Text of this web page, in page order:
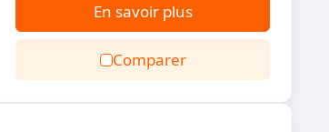
En savoir plus
Comparer